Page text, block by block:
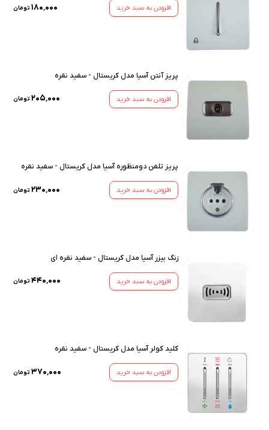
افزودن به سبد خرید ۱۸۰٬۰۰۰ تومان
پریز آنتن آسیا مدل کریستال - سفید نقره
افزودن به سبد خرید ۲۰۵٬۰۰۰ تومان
پریز تلفن دومنظوره آسیا مدل کریستال - سفید نقره
افزودن به سبد خرید ۲۳۰٬۰۰۰ تومان
زنگ بیزر آسیا مدل کریستال - سفید نقره ای
افزودن به سبد خرید ۴۴۰٬۰۰۰ تومان
کلید کولر آسیا مدل کریستال - سفید نقره
افزودن به سبد خرید ۳۷۰٬۰۰۰ تومان